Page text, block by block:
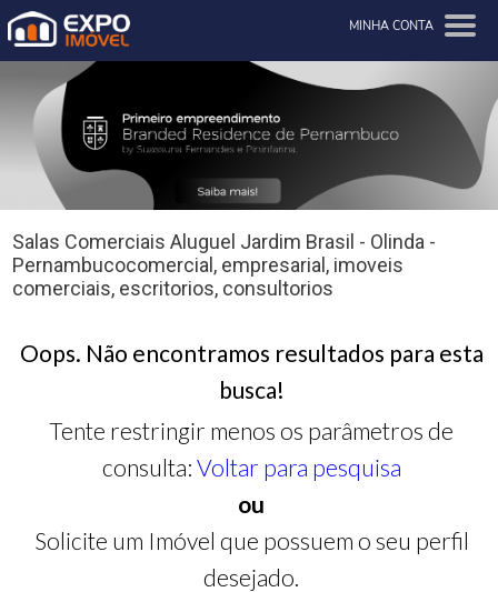
MINHA CONTA
Salas Comerciais Aluguel Jardim Brasil - Olinda -
Pernambucocomercial, empresarial, imoveis
comerciais, escritorios, consultorios
Oops. Não encontramos resultados para esta
busca!
Tente restringir menos os parâmetros de
consulta: Voltar para pesquisa
ou
Solicite um Imóvel que possuem o seu perfil
desejado.